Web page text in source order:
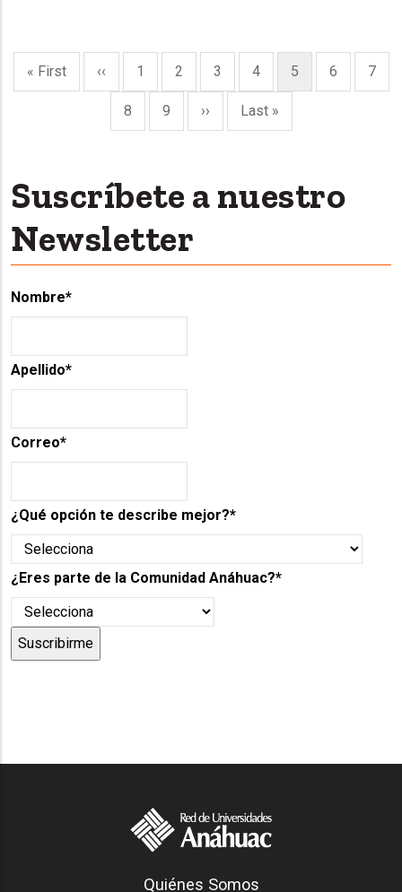
Pagination
First
« First
Previous
‹‹ Page
1 Page
2 Page
3 Page
4
Current
5 Page
6 Page
7
Page
8 Page
9
Next
››
Last
Last »
Suscríbete a nuestro
Newsletter
Nombre*
Apellido*
Correo*
¿Qué opción te describe mejor?*
¿Eres parte de la Comunidad Anáhuac?*
Generación Anáhuac
Quiénes Somos